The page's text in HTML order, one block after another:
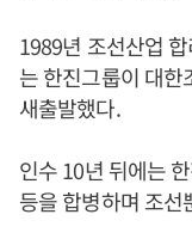
1989년 조선산업
는 한진그룹이 대한
새출발했다.
인수 10년 뒤에는
등을 합병하며 조선